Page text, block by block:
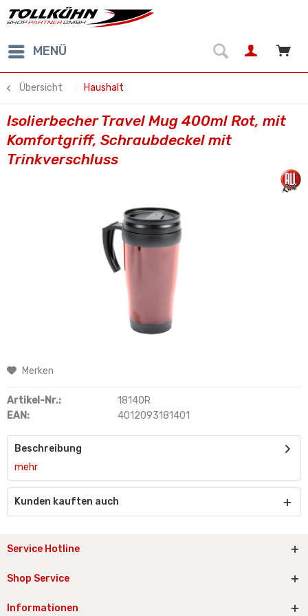
MENÜ
Übersicht Haushalt
Isolierbecher Travel Mug 400ml Rot, mit
Komfortgriff, Schraubdeckel mit
Trinkverschluss
Merken
Artikel-Nr.:
18140R
EAN:
4012093181401
Beschreibung
mehr
Kunden kauften auch
Service Hotline
Shop Service
Informationen